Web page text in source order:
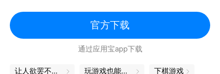
人思考时，大脑释放的能量可以点燃一盏灯。
33IQ网微博：http://weibo.com/u/2001571267
33IQ网微信：33IQ网
官方下载
通过应用宝app下载
让人欲罢不能的围棋游戏 玩游戏也能学到知识，轻松掌握知识点 下棋游戏